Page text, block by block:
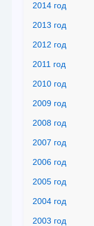
2014 год
2013 год
2012 год
2011 год
2010 год
2009 год
2008 год
2007 год
2006 год
2005 год
2004 год
2003 год